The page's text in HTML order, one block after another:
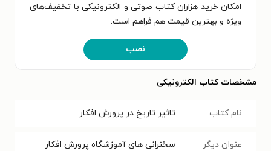
امکان خرید هزاران کتاب صوتی و الکترونیکی با تخفیف‌های
ویژه و بهترین قیمت هم فراهم است.
نصب
مشخصات کتاب الکترونیکی
نام کتاب تاثیر تاریخ در پرورش افکار
عنوان دیگر سخنرانی های آموزشگاه پرورش افکار